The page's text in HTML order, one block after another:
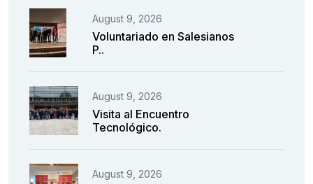
August 9, 2026
Voluntariado en Salesianos
P..
August 9, 2026
Visita al Encuentro
Tecnológico.
August 9, 2026